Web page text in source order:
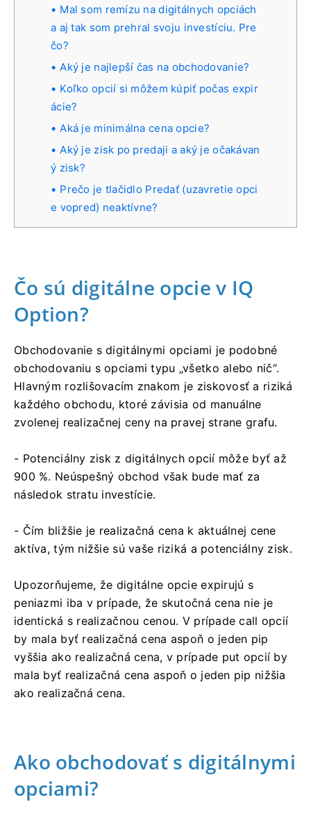
Mal som remízu na digitálnych opciách
a aj tak som prehral svoju investíciu. Pre
čo?
Aký je najlepší čas na obchodovanie?
Koľko opcií si môžem kúpiť počas expir
ácie?
Aká je minimálna cena opcie?
Aký je zisk po predaji a aký je očakávan
ý zisk?
Prečo je tlačidlo Predať (uzavretie opci
e vopred) neaktívne?
Čo sú digitálne opcie v IQ
Option?
Obchodovanie s digitálnymi opciami je podobné
obchodovaniu s opciami typu „všetko alebo nič“.
Hlavným rozlišovacím znakom je ziskovosť a riziká
každého obchodu, ktoré závisia od manuálne
zvolenej realizačnej ceny na pravej strane grafu.
- Potenciálny zisk z digitálnych opcií môže byť až
900 %. Neúspešný obchod však bude mať za
následok stratu investície.
- Čím bližšie je realizačná cena k aktuálnej cene
aktíva, tým nižšie sú vaše riziká a potenciálny zisk.
Upozorňujeme, že digitálne opcie expirujú s
peniazmi iba v prípade, že skutočná cena nie je
identická s realizačnou cenou. V prípade call opcií
by mala byť realizačná cena aspoň o jeden pip
vyššia ako realizačná cena, v prípade put opcií by
mala byť realizačná cena aspoň o jeden pip nižšia
ako realizačná cena.
Ako obchodovať s digitálnymi
opciami?